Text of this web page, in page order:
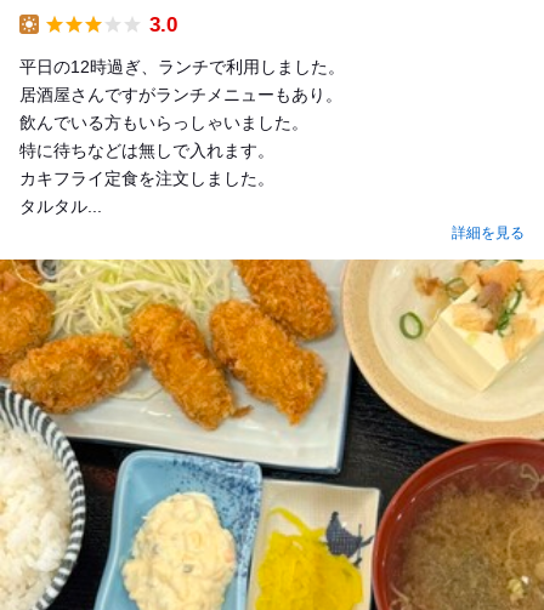
3.0
平日の12時過ぎ、ランチで利用しました。
居酒屋さんですがランチメニューもあり。
飲んでいる方もいらっしゃいました。
特に待ちなどは無しで入れます。
カキフライ定食を注文しました。
タルタル...
詳細を見る